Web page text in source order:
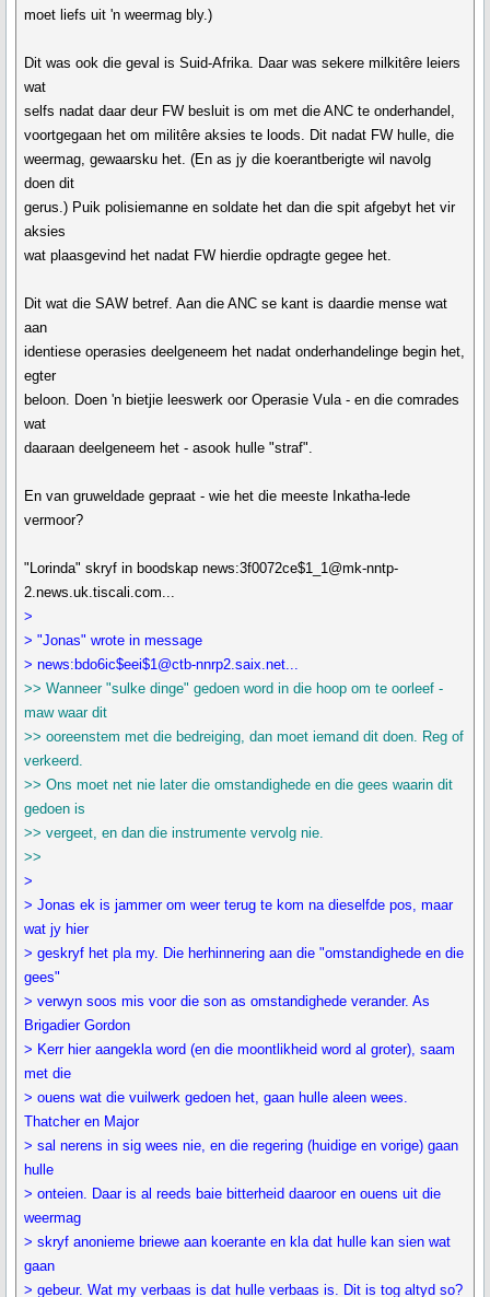
moet liefs uit 'n weermag bly.)
Dit was ook die geval is Suid-Afrika. Daar was sekere milkitêre leiers
wat
selfs nadat daar deur FW besluit is om met die ANC te onderhandel,
voortgegaan het om militêre aksies te loods. Dit nadat FW hulle, die
weermag, gewaarsku het. (En as jy die koerantberigte wil navolg
doen dit
gerus.) Puik polisiemanne en soldate het dan die spit afgebyt het vir
aksies
wat plaasgevind het nadat FW hierdie opdragte gegee het.
Dit wat die SAW betref. Aan die ANC se kant is daardie mense wat
aan
identiese operasies deelgeneem het nadat onderhandelinge begin het,
egter
beloon. Doen 'n bietjie leeswerk oor Operasie Vula - en die comrades
wat
daaraan deelgeneem het - asook hulle "straf".
En van gruweldade gepraat - wie het die meeste Inkatha-lede
vermoor?
"Lorinda" skryf in boodskap news:3f0072ce$1_1@mk-nntp-
2.news.uk.tiscali.com...
>
> "Jonas" wrote in message
> news:bdo6ic$eei$1@ctb-nnrp2.saix.net...
>> Wanneer "sulke dinge" gedoen word in die hoop om te oorleef -
maw waar dit
>> ooreenstem met die bedreiging, dan moet iemand dit doen. Reg of
verkeerd.
>> Ons moet net nie later die omstandighede en die gees waarin dit
gedoen is
>> vergeet, en dan die instrumente vervolg nie.
>>
>
> Jonas ek is jammer om weer terug te kom na dieselfde pos, maar
wat jy hier
> geskryf het pla my. Die herhinnering aan die "omstandighede en die
gees"
> verwyn soos mis voor die son as omstandighede verander. As
Brigadier Gordon
> Kerr hier aangekla word (en die moontlikheid word al groter), saam
met die
> ouens wat die vuilwerk gedoen het, gaan hulle aleen wees.
Thatcher en Major
> sal nerens in sig wees nie, en die regering (huidige en vorige) gaan
hulle
> onteien. Daar is al reeds baie bitterheid daaroor en ouens uit die
weermag
> skryf anonieme briewe aan koerante en kla dat hulle kan sien wat
gaan
> gebeur. Wat my verbaas is dat hulle verbaas is. Dit is tog altyd so?